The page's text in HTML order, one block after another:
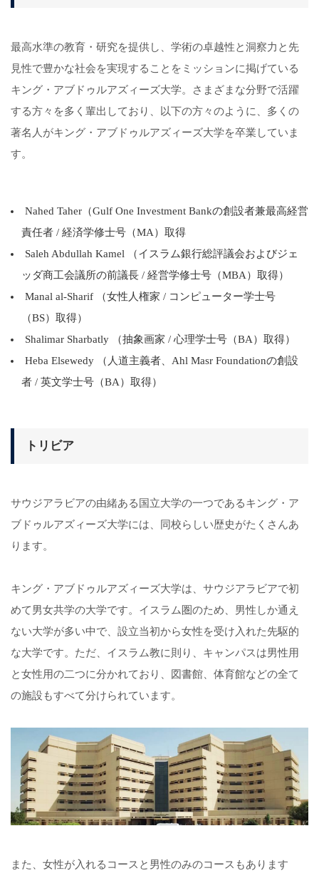
最高水準の教育・研究を提供し、学術の卓越性と洞察力と先
見性で豊かな社会を実現することをミッションに掲げている
キング・アブドゥルアズィーズ大学。さまざまな分野で活躍
する方々を多く輩出しており、以下の方々のように、多くの
著名人がキング・アブドゥルアズィーズ大学を卒業していま
す。
Nahed Taher（Gulf One Investment Bankの創設者兼最高経営
責任者 / 経済学修士号（MA）取得
Saleh Abdullah Kamel （イスラム銀行総評議会およびジェ
ッダ商工会議所の前議長 / 経営学修士号（MBA）取得）
Manal al-Sharif （女性人権家 / コンピューター学士号
（BS）取得）
Shalimar Sharbatly （抽象画家 / 心理学士号（BA）取得）
Heba Elsewedy （人道主義者、Ahl Masr Foundationの創設
者 / 英文学士号（BA）取得）
トリビア
サウジアラビアの由緒ある国立大学の一つであるキング・ア
ブドゥルアズィーズ大学には、同校らしい歴史がたくさんあ
ります。
キング・アブドゥルアズィーズ大学は、サウジアラビアで初
めて男女共学の大学です。イスラム圏のため、男性しか通え
ない大学が多い中で、設立当初から女性を受け入れた先駆的
な大学です。ただ、イスラム教に則り、キャンパスは男性用
と女性用の二つに分かれており、図書館、体育館などの全て
の施設もすべて分けられています。
また、女性が入れるコースと男性のみのコースもあります